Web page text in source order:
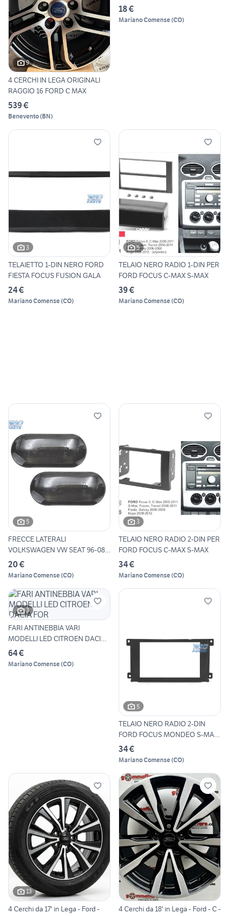
9
4 CERCHI IN LEGA ORIGINALI
RAGGIO 16 FORD C MAX
539 €
Benevento(BN)
VOLKSWAGE
18 €
Mariano Comense(CO)
3
TELAIETTO 1-DIN NERO FORD
FIESTA FOCUS FUSION GALA
24 €
Mariano Comense(CO)
5
TELAIO NERO RADIO 1-DIN PER
FORD FOCUS C-MAX S-MAX
39 €
Mariano Comense(CO)
5
FRECCE LATERALI
VOLKSWAGEN VW SEAT 96-08
LED CRIST
20 €
Mariano Comense(CO)
3
TELAIO NERO RADIO 2-DIN PER
FORD FOCUS C-MAX S-MAX
34 €
Mariano Comense(CO)
3
FARI ANTINEBBIA VARI
MODELLI LED CITROEN DACIA
FOR
64 €
Mariano Comense(CO)
5
TELAIO NERO RADIO 2-DIN
FORD FOCUS MONDEO S-MAX
C-
34 €
Mariano Comense(CO)
13
4 Cerchi da 17' in Lega - Ford -
4 Cerchi da 18' in Lega - Ford - C -